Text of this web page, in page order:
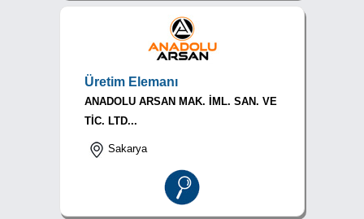
Üretim Elemanı
ANADOLU ARSAN MAK. İML. SAN. VE
TİC. LTD...
Sakarya